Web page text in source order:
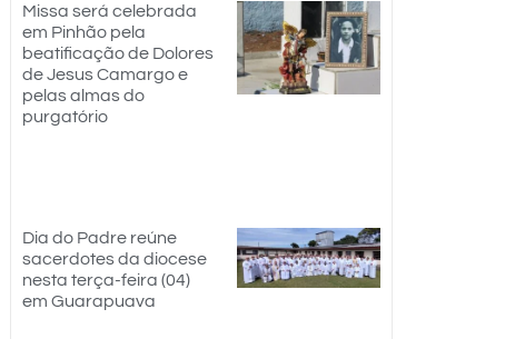
Missa será celebrada
em Pinhão pela
beatificação de Dolores
de Jesus Camargo e
pelas almas do
purgatório
Dia do Padre reúne
sacerdotes da diocese
nesta terça-feira (04)
em Guarapuava